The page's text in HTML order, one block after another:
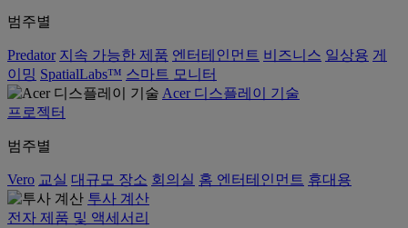
범주별
Predator 지속 가능한 제품 엔터테인먼트 비즈니스 일상용 게
이밍 SpatialLabs™ 스마트 모니터
Acer 디스플레이 기술
프로젝터
범주별
Vero 교실 대규모 장소 회의실 홈 엔터테인먼트 휴대용
투사 계산
전자 제품 및 액세서리